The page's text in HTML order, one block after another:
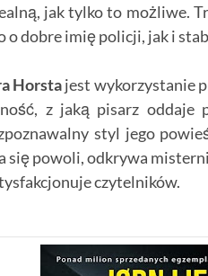
jak tylko to możliwe.
o dobre imię policji, jak i
Horstajest wykorzystanie
z jaką pisarz oddaje
styl jego
się powoli, odkrywa
czytelników.